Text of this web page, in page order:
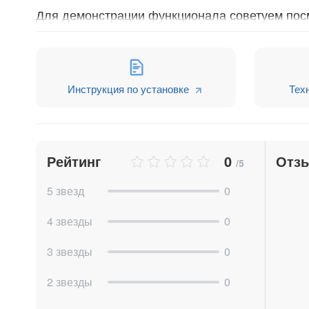
Для демонстрации функционала советуем
(Автоматические действия с задачами)
https://rutube.ru/video/private/
(Автоматические действия с рабочим
Инструкция по установке
Рейтинг 0 /5
5 звезд
0
4 звезды
0
3 звезды
0
2 звезды
0